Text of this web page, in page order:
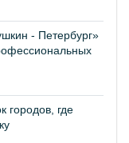
- Петербург»
городов, где